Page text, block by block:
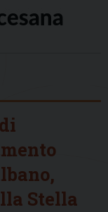
Stella